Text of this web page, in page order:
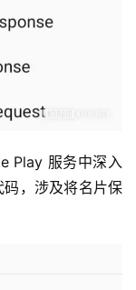
Play 服务中深入
码，涉及将名片保